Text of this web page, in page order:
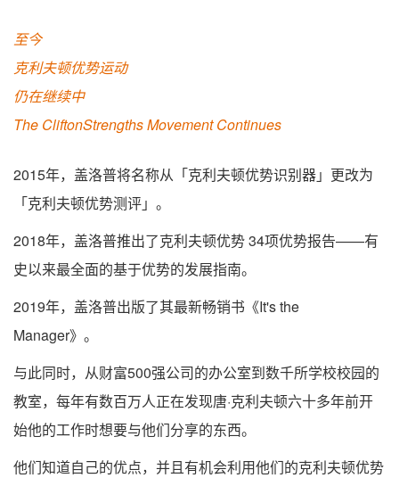
至今
克利夫顿优势运动
仍在继续中
The CliftonStrengths Movement Continues
2015年，盖洛普将名称从「克利夫顿优势识别器」更改为
「克利夫顿优势测评」。
2018年，盖洛普推出了克利夫顿优势 34项优势报告——有
史以来最全面的基于优势的发展指南。
2019年，盖洛普出版了其最新畅销书《It's the
Manager》。
与此同时，从财富500强公司的办公室到数千所学校校园的
教室，每年有数百万人正在发现唐·克利夫顿六十多年前开
始他的工作时想要与他们分享的东西。
他们知道自己的优点，并且有机会利用他们的克利夫顿优势